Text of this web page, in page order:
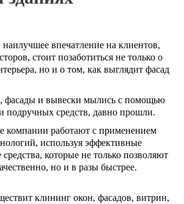
впечатление на клиентов,
стоит позаботиться не только о
но и о том, как выглядит фасад
фасады и вывески мылись с помощью
подручных средств, давно прошли.
компании работают с применением
используя эффективные
которые не только позволяют
но и в разы быстрее.
клининг окон, фасадов, витрин,